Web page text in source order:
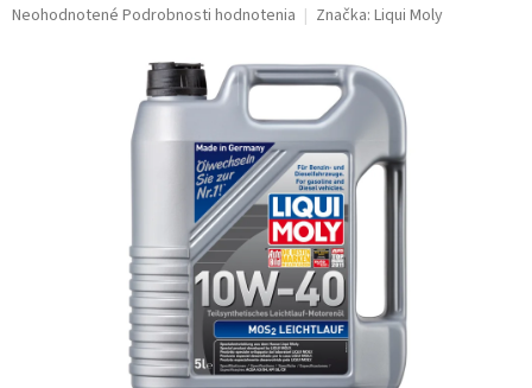
Priemerné
Neohodnotené Podrobnosti hodnotenia Značka: Liqui Moly